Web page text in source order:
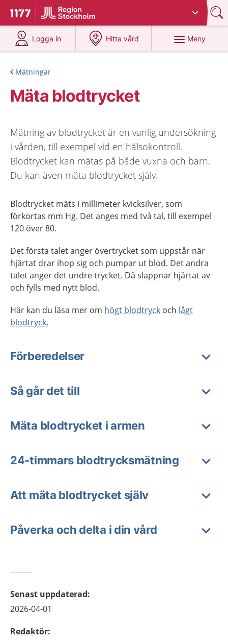
Till startsidan för 1177
Du har valt region
Logga in
på 1177.se
Hitta vård
på 1177.se
Meny
Mätningar
Mäta blodtrycket
Mätning av blodtrycket är en vanlig undersökning
i vården, till exempel vid en hälsokontroll.
Blodtrycket kan mätas på både vuxna och barn.
Du kan även mäta blodtrycket själv.
Blodtrycket mäts i millimeter kvicksilver, som
förkortas mm Hg. Det anges med två tal, till exempel
120 över 80.
Det första talet anger övertrycket som uppstår när
hjärtat drar ihop sig och pumpar ut blod. Det andra
talet anger det undre trycket. Då slappnar hjärtat av
och fylls med nytt blod.
Här kan du läsa mer om högt blodtryck och lågt
blodtryck.
Förberedelser
Så går det till
Mäta blodtrycket i armen
24-timmars blodtrycksmätning
Att mäta blodtrycket själv
Påverka och delta i din vård
Senast uppdaterad:
2026-04-01
Redaktör: